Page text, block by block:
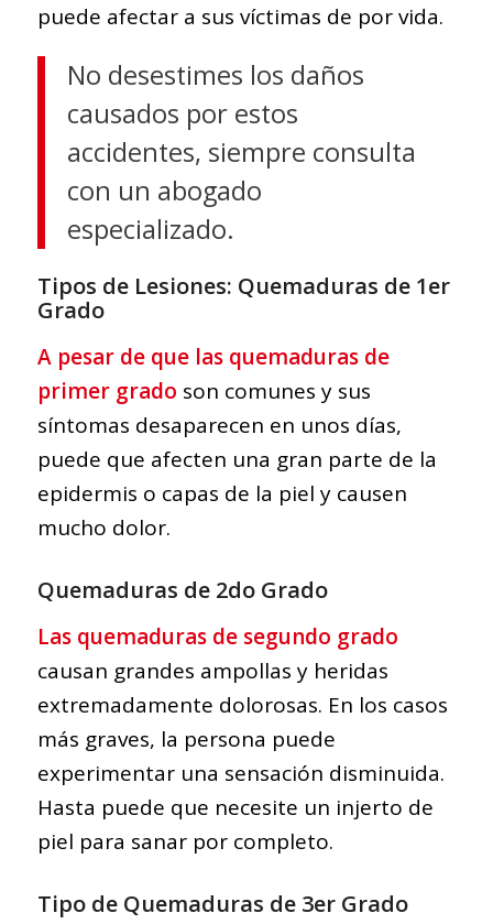
puede afectar a sus víctimas de por vida.
No desestimes los daños
causados por estos
accidentes, siempre consulta
con un abogado
especializado.
Tipos de Lesiones: Quemaduras de 1er
Grado
A pesar de que las quemaduras de
primer grado son comunes y sus
síntomas desaparecen en unos días,
puede que afecten una gran parte de la
epidermis o capas de la piel y causen
mucho dolor.
Quemaduras de 2do Grado
Las quemaduras de segundo grado
causan grandes ampollas y heridas
extremadamente dolorosas. En los casos
más graves, la persona puede
experimentar una sensación disminuida.
Hasta puede que necesite un injerto de
piel para sanar por completo.
Tipo de Quemaduras de 3er Grado